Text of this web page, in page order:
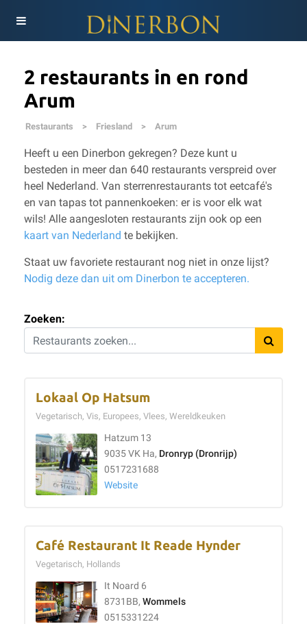
2 restaurants in en rond
Arum
Restaurants > Friesland > Arum
Heeft u een Dinerbon gekregen? Deze kunt u
besteden in meer dan 640 restaurants verspreid over
heel Nederland. Van sterrenrestaurants tot eetcafé's
en van tapas tot pannenkoeken: er is voor elk wat
wils! Alle aangesloten restaurants zijn ook op een
kaart van Nederland te bekijken.
Staat uw favoriete restaurant nog niet in onze lijst?
Nodig deze dan uit om Dinerbon te accepteren.
Zoeken:
Lokaal Op Hatsum
Vegetarisch, Vis, Europees, Vlees, Wereldkeuken
Hatzum 13
9035 VK Ha, Dronryp (Dronrijp)
0517231688
Website
Café Restaurant It Reade Hynder
Vegetarisch, Hollands
It Noard 6
8731BB, Wommels
0515331224